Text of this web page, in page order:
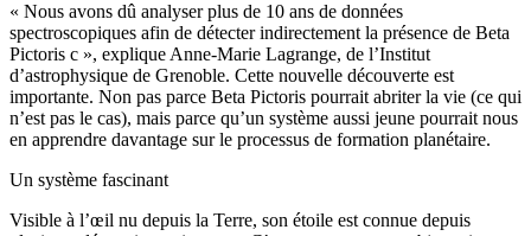
« Nous avons dû analyser plus de 10 ans de données
spectroscopiques afin de détecter indirectement la présence de Beta
Pictoris c », explique Anne-Marie Lagrange, de l’Institut
d’astrophysique de Grenoble. Cette nouvelle découverte est
importante. Non pas parce Beta Pictoris pourrait abriter la vie (ce qui
n’est pas le cas), mais parce qu’un système aussi jeune pourrait nous
en apprendre davantage sur le processus de formation planétaire.
Un système fascinant
Visible à l’œil nu depuis la Terre, son étoile est connue depuis